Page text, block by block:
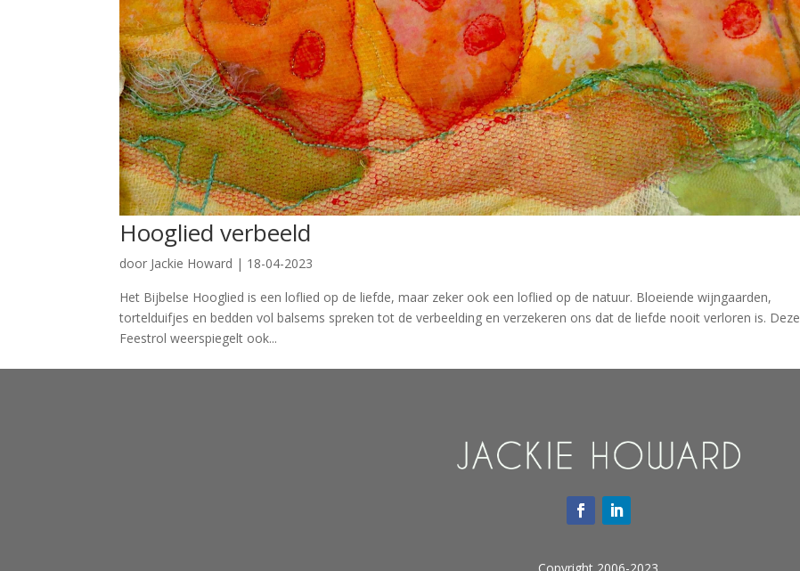
Hooglied verbeeld
door Jackie Howard | 18-04-2023
Het Bijbelse Hooglied is een loflied op de liefde, maar zeker ook een loflied op de natuur. Bloeiende wijngaarden,
tortelduifjes en bedden vol balsems spreken tot de verbeelding en verzekeren ons dat de liefde nooit verloren is. Deze
Feestrol weerspiegelt ook...